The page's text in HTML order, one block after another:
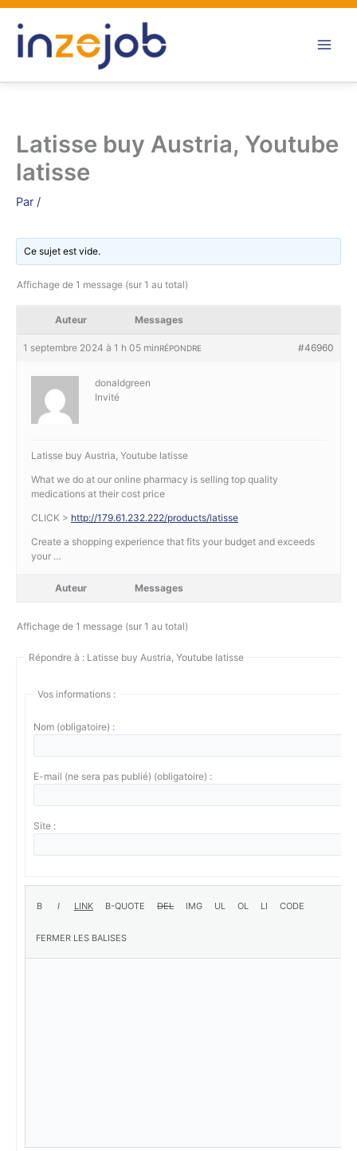
Aller
contenu
Latisse buy Austria, Youtube
latisse
Par /
Ce sujet est vide.
Affichage de 1 message (sur 1 au total)
Auteur Messages
1 septembre 2024 à 1 h 05 min #46960
RÉPONDRE
donaldgreen
Invité
Latisse buy Austria, Youtube latisse
What we do at our online pharmacy is selling top quality
medications at their cost price
CLICK > http://179.61.232.222/products/latisse
Create a shopping experience that fits your budget and exceeds
your …
Auteur Messages
Affichage de 1 message (sur 1 au total)
Répondre à : Latisse buy Austria, Youtube latisse
Vos informations :
Nom (obligatoire) :
E-mail (ne sera pas publié) (obligatoire) :
Site :